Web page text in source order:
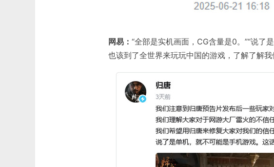
网易： “全部是实机画面，CG含量是0。”“说了
也该到了全世界来玩玩中国的游戏，了解了解